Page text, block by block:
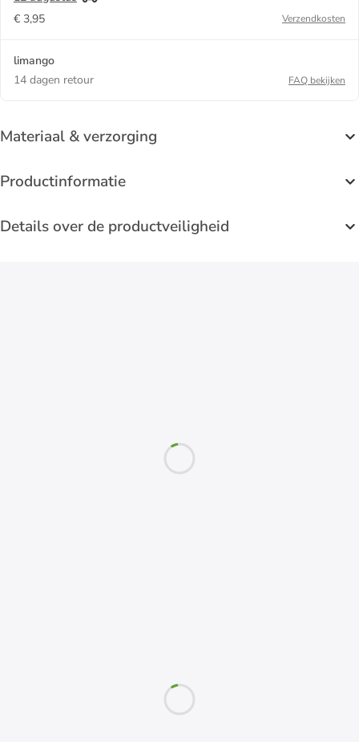
€ 3,95
Verzendkosten
limango
14 dagen retour
FAQ bekijken
Materiaal & verzorging
Productinformatie
Details over de productveiligheid